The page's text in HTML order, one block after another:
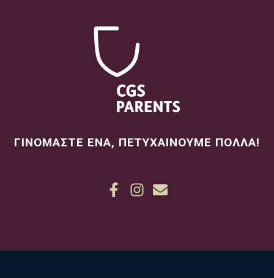
ΓΙΝΟΜΑΣΤΕ ΕΝΑ, ΠΕΤΥΧΑΙΝΟΥΜΕ ΠΟΛΛΑ!